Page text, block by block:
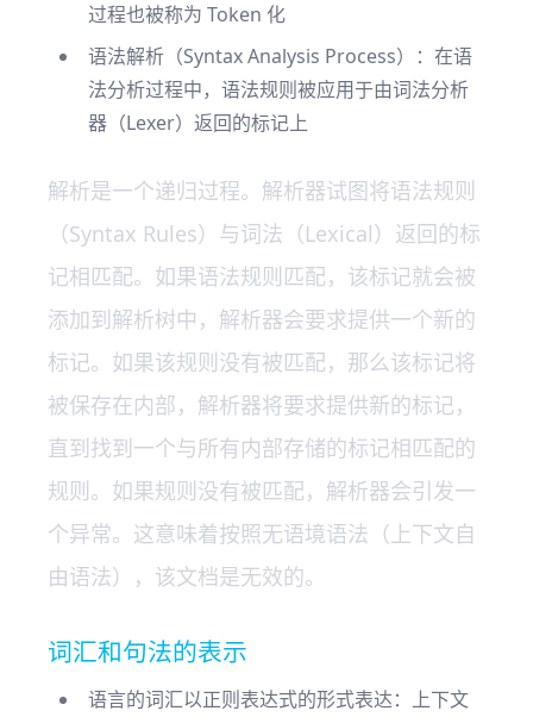
过程也被称为 Token 化
语法解析（Syntax Analysis Process）：在语
法分析过程中，语法规则被应用于由词法分析
器（Lexer）返回的标记上
解析是一个递归过程。解析器试图将语法规则
（Syntax Rules）与词法（Lexical）返回的标
记相匹配。如果语法规则匹配，该标记就会被
添加到解析树中，解析器会要求提供一个新的
标记。如果该规则没有被匹配，那么该标记将
被保存在内部，解析器将要求提供新的标记，
直到找到一个与所有内部存储的标记相匹配的
规则。如果规则没有被匹配，解析器会引发一
个异常。这意味着按照无语境语法（上下文自
由语法），该文档是无效的。
词汇和句法的表示
语言的词汇以正则表达式的形式表达：上下文